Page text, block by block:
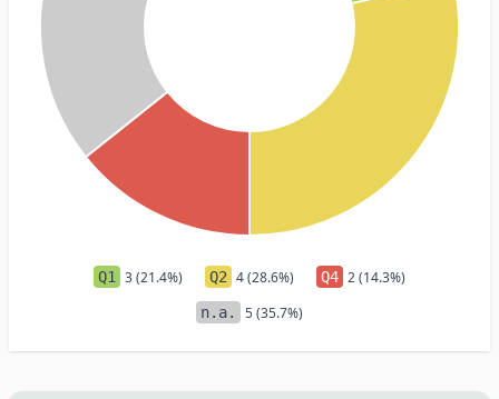
Q1 3 (21.4%) Q2 4 (28.6%) Q4 2 (14.3%)
n.a. 5 (35.7%)